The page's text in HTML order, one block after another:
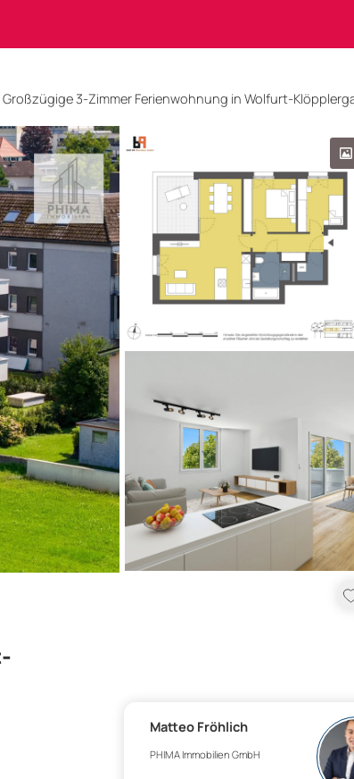
Großzügige 3-Zimmer Ferienwohnung in Wolfurt-
Matteo Fröhlich
PHIMA Immobilien GmbH